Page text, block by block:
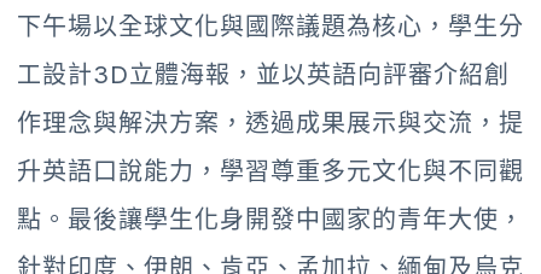
下午場以全球文化與國際議題為核心，學生分
工設計3D立體海報，並以英語向評審介紹創
作理念與解決方案，透過成果展示與交流，提
升英語口說能力，學習尊重多元文化與不同觀
點。最後讓學生化身開發中國家的青年大使，